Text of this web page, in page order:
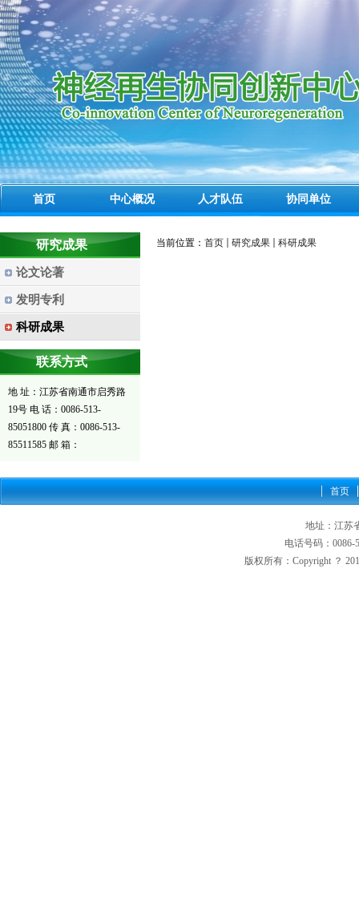
首页 中心概况 人才队伍 协同单位
研究成果
论文论著
发明专利
科研成果
联系方式
地 址：江苏省南通市启秀路
19号 电 话：0086-513-
85051800 传 真：0086-513-
85511585 邮 箱：
当前位置： 首页 研究成果 科研成果
首页
地址：江苏
电话号码：0086-
版权所有：Copyright ？